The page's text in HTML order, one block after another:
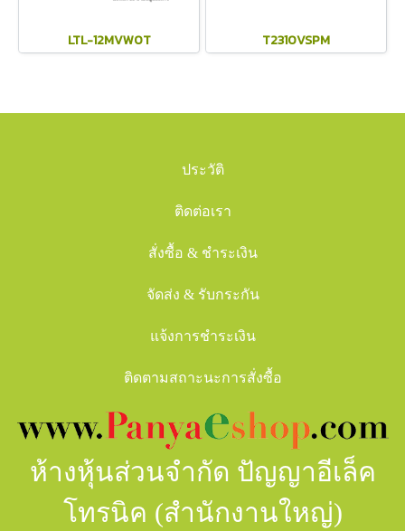
LTL-12MVW0T T2310VSPM
ประวัติ
ติดต่อเรา
สั่งซื้อ & ชำระเงิน
จัดส่ง & รับกระกัน
แจ้งการชำระเงิน
ติดตามสถาะนะการสั่งซื้อ
ห้างหุ้นส่วนจำกัด ปัญญาอีเล็ค
โทรนิค (สำนักงานใหญ่)